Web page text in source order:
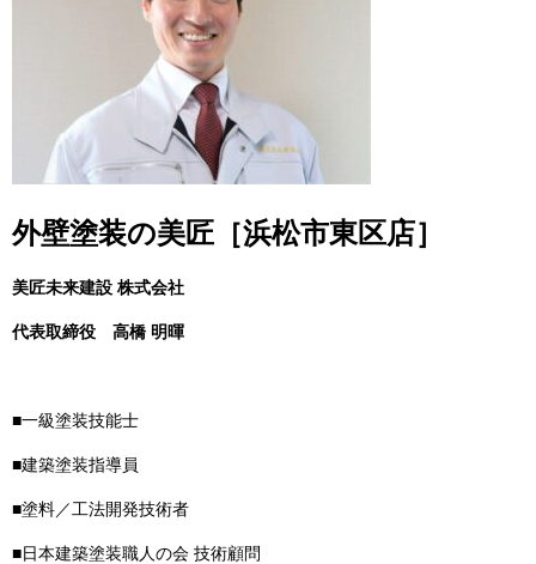
外壁塗装の美匠［浜松市東区店］
美匠未来建設 株式会社
代表取締役 高橋 明暉
■一級塗装技能士
■建築塗装指導員
■塗料／工法開発技術者
■日本建築塗装職人の会 技術顧問